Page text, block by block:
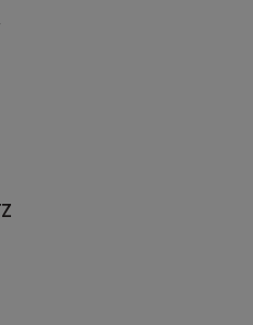
Erstleser
10 Euro